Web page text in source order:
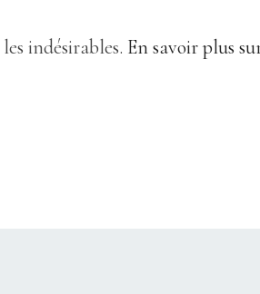
indésirables. En savoir plus